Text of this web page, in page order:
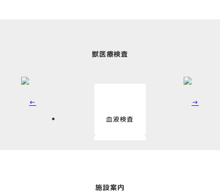
獣医療検査
血液検査
施設案内